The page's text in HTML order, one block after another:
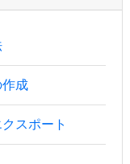
成
スポート